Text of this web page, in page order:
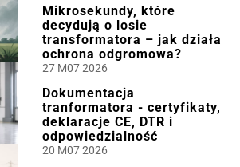
Mikrosekundy, które
decydują o losie
transformatora – jak działa
ochrona odgromowa?
27 M07 2026
Dokumentacja
tranformatora - certyfikaty,
deklaracje CE, DTR i
odpowiedzialność
20 M07 2026